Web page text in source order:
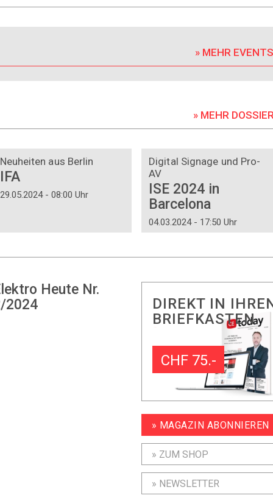
» MEHR
» MEHR
Neuheiten aus Berlin
IFA
29.05.2024 - 08:00 Uhr
Digital Signage und Pro-
AV
ISE 2024 in
Barcelona
04.03.2024 - 17:50 Uhr
Heute Nr.
2024
DIREKT IN
BRIEFKASTEN
CHF 75.-
» MAGAZIN ABONNIEREN
» ZUM SHOP
» NEWSLETTER